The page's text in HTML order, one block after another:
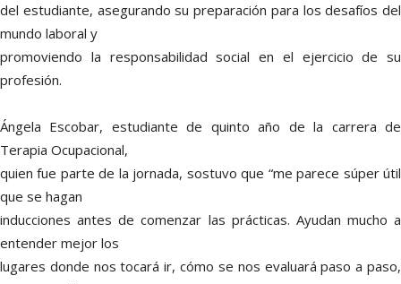
del estudiante, asegurando su preparación para los desafíos del
mundo laboral y
promoviendo la responsabilidad social en el ejercicio de su
profesión.
Ángela Escobar, estudiante de quinto año de la carrera de
Terapia Ocupacional,
quien fue parte de la jornada, sostuvo que “me parece súper útil
que se hagan
inducciones antes de comenzar las prácticas. Ayudan mucho a
entender mejor los
lugares donde nos tocará ir, cómo se nos evaluará paso a paso,